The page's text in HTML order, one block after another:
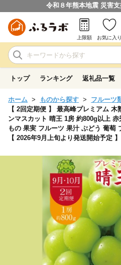
令和８年熊本地震 災害
上限額 お気に入り
トップ ランキング 返礼品一覧
ホーム ものから探す フルーツ
【 2回定期便 】 最高峰プレミアム
ンマスカット 晴王 1房 約800g以上
もの 果実 フルーツ 果汁 ぶどう 葡萄
【 2026年9月上旬より発送開始予定 】